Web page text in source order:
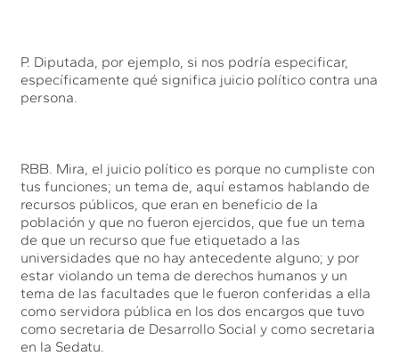
P. Diputada, por ejemplo, si nos podría especificar,
específicamente qué significa juicio político contra una
persona.
RBB. Mira, el juicio político es porque no cumpliste con
tus funciones; un tema de, aquí estamos hablando de
recursos públicos, que eran en beneficio de la
población y que no fueron ejercidos, que fue un tema
de que un recurso que fue etiquetado a las
universidades que no hay antecedente alguno; y por
estar violando un tema de derechos humanos y un
tema de las facultades que le fueron conferidas a ella
como servidora pública en los dos encargos que tuvo
como secretaria de Desarrollo Social y como secretaria
en la Sedatu.